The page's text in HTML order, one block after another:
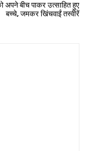
अपने बीच पाकर उत्साहित हुए
बच्चे, जमकर खिंचवाईं तस्वीरें